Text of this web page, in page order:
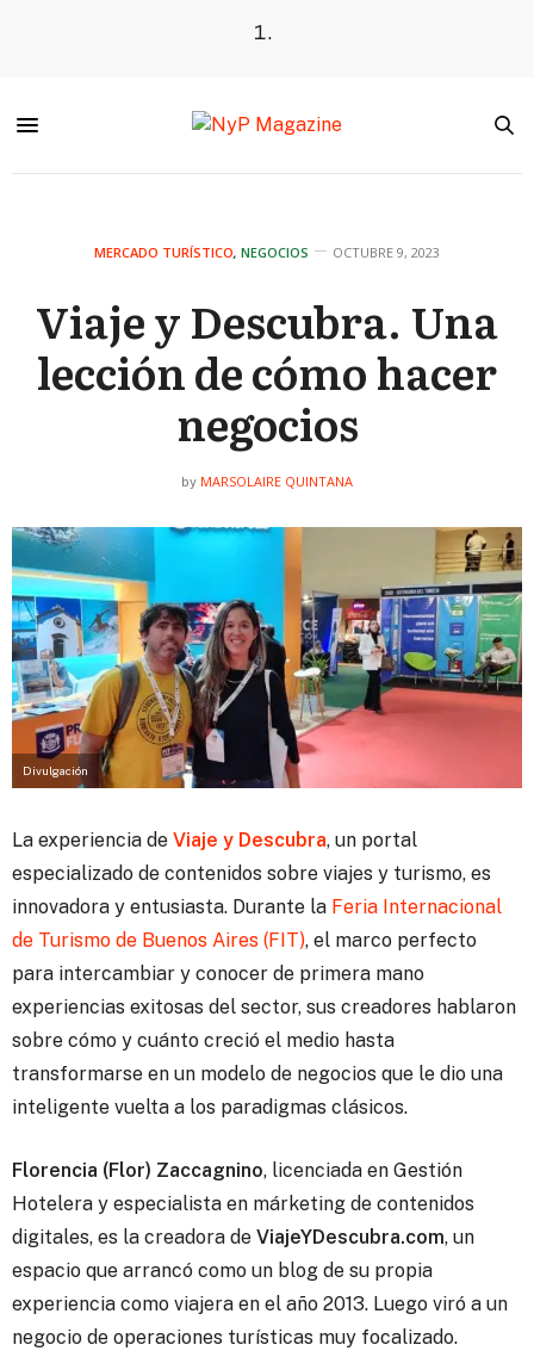
MERCADO TURÍSTICO, NEGOCIOS OCTUBRE 9, 2023
Viaje y Descubra. Una
lección de cómo hacer
negocios
by MARSOLAIRE QUINTANA
Divulgación
La experiencia de Viaje y Descubra, un portal
especializado de contenidos sobre viajes y turismo, es
innovadora y entusiasta. Durante la Feria Internacional
de Turismo de Buenos Aires (FIT), el marco perfecto
para intercambiar y conocer de primera mano
experiencias exitosas del sector, sus creadores hablaron
sobre cómo y cuánto creció el medio hasta
transformarse en un modelo de negocios que le dio una
inteligente vuelta a los paradigmas clásicos.
Florencia (Flor) Zaccagnino, licenciada en Gestión
Hotelera y especialista en márketing de contenidos
digitales, es la creadora de ViajeYDescubra.com, un
espacio que arrancó como un blog de su propia
experiencia como viajera en el año 2013. Luego viró a un
negocio de operaciones turísticas muy focalizado.